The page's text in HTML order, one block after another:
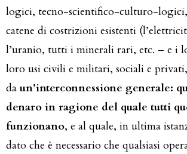
logici, tecno-scientifico-culturo-logici,
catene di costrizioni esistenti
l’uranio, tutti i minerali rari, etc. – e i
loro usi civili e militari, sociali e
da un’interconnessione generale:
denaro in ragione del quale tutti
funzionano, e al quale, in ultima
dato che è necessario che qualsiasi